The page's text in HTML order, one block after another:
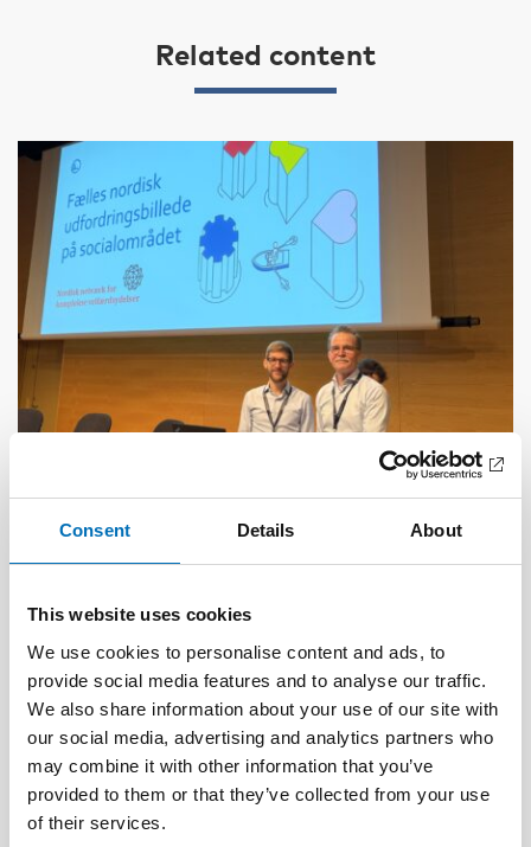
Consent Details About
This website uses cookies
We use cookies to personalise content and ads, to
provide social media features and to analyse our traffic.
We also share information about your use of our site with
our social media, advertising and analytics partners who
may combine it with other information that you’ve
provided to them or that they’ve collected from your use
of their services.
Related content
DISABILITY ISSUES
16 Dec 2025
välfärdstjänster så ingen faller utanför